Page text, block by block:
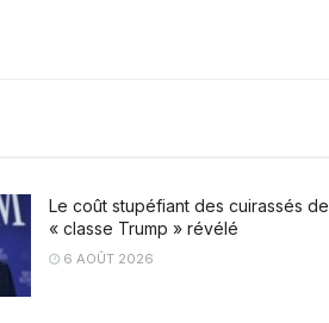
Le coût stupéfiant des cuirassés de
« classe Trump » révélé
6 AOÛT 2026